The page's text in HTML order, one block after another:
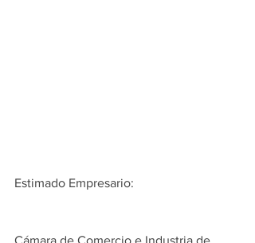
Estimado Empresario:
Cámara de Comercio e Industria de